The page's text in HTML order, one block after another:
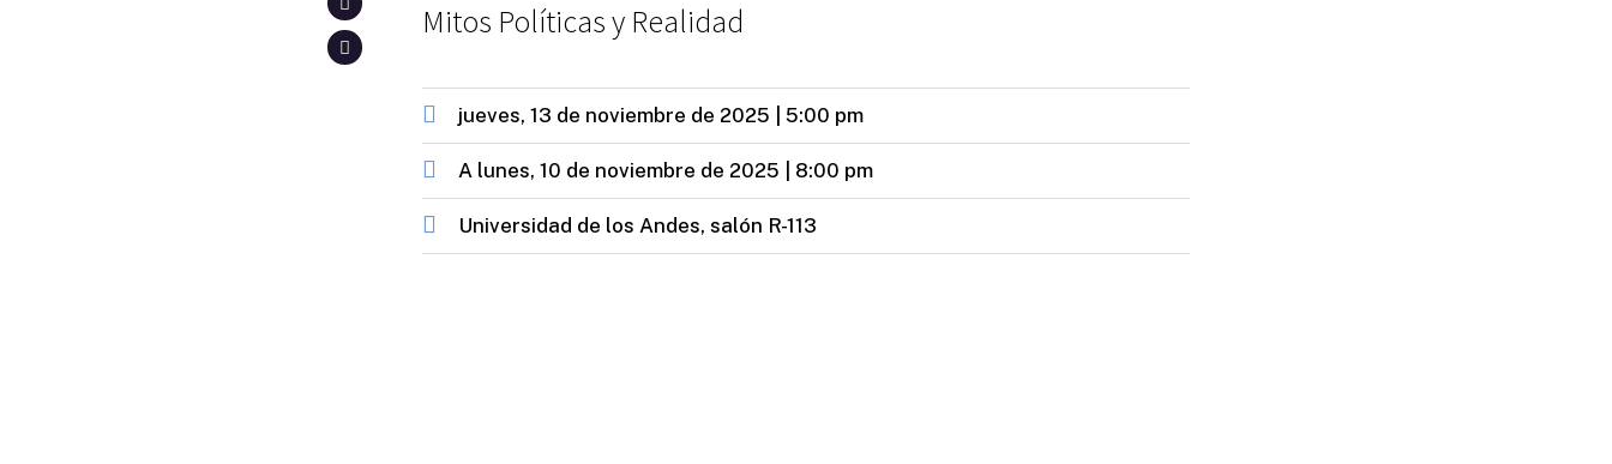
Mitos Políticas y Realidad
jueves, 13 de noviembre de 2025 | 5:00 pm
A lunes, 10 de noviembre de 2025 | 8:00 pm
Universidad de los Andes, salón R-113